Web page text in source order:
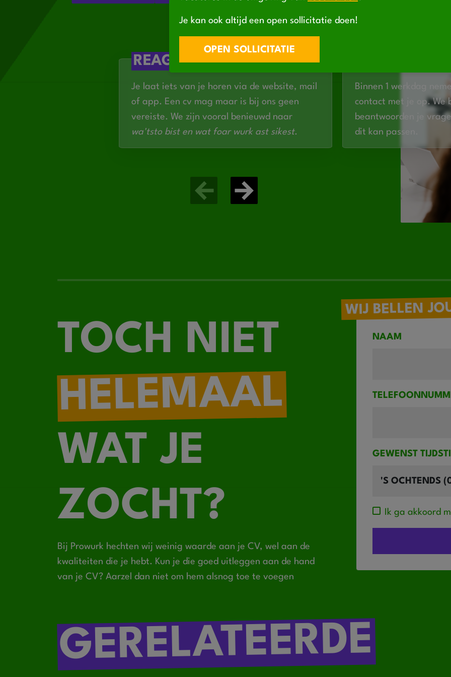
een fulltime werkweek
Doorgroeimogelijkheden binnen de organisatie
Je bent fysiek fit
REAGEREN
Je laat iets van je horen via de website, mail
of app. Een cv mag maar is bij ons geen
vereiste. We zijn vooral benieuwd naar
wa'tsto bist en wat foar wurk ast sikest.
Binnen 1 werkdag
contact met je op. We
beantwoorden je
dit kan passen.
TOCH NIET
HELEMAAL
WAT JE
ZOCHT?
Bij Prowurk hechten wij weinig waarde aan je CV, wel aan de
kwaliteiten die je hebt. Kun je die goed uitleggen aan de hand
van je CV? Aarzel dan niet om hem alsnog toe te voegen
WIJ BELLEN
NAAM
GEWENST
Ik ga akkoord
GERELATEERDE
Je kan ook altijd een open sollicitatie doen!
OPEN SOLLICITATIE